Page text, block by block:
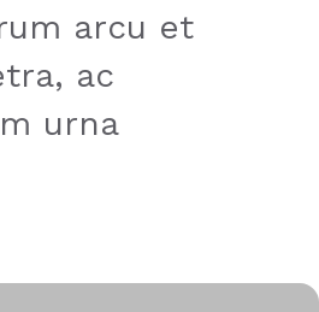
arcu et
ac
urna